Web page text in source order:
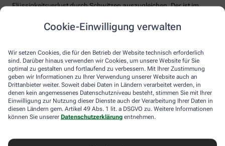
Cookie-Einwilligung verwalten
Wir setzen Cookies, die für den Betrieb der Website technisch erforderlich
sind. Darüber hinaus verwenden wir Cookies, um unsere Website für Sie
optimal zu gestalten und fortlaufend zu verbessern. Mit Ihrer Zustimmung
geben wir Informationen zu Ihrer Verwendung unserer Website auch an
Drittanbieter weiter. Soweit dabei Daten in Ländern verarbeitet werden, in
denen kein angemessenes Datenschutzniveau besteht, stimmen Sie mit Ihrer
Einwilligung zur Nutzung dieser Dienste auch der Verarbeitung Ihrer Daten in
diesen Ländern gem. Artikel 49 Abs. 1 lit. a DSGVO zu. Weitere Informationen
können Sie unserer Datenschutzerklärung entnehmen.
Flüssigkeitsverlust durch Schwitzen auszugleichen. Der ist im
Temperaturen. Trinken wir zu wenig, sind Kopfschmerzen und
Konzentrationsprobleme meist die Folge.
Weniger bekannt ist, dass ein Flüssigkeitsmangel auch anderen
Organen zusetzt. So kann Hitzestress auch ernsthaft die Nieren
schädigen – und zwar nachhaltig und auch bei gesunden
Menschen. Als Faustregel gilt: Zwei bis drei Liter täglich sollten es
sein. Die besten Durstlöscher: Mineralwasser, ungesüßte Kräuter-
und Früchtetees oder verdünnte Säfte. Auch wasserreiches Obst
und Gemüse wie Melonen, Gurken oder Tomaten kann
Flüssigkeitsverluste ausgleichen. Bei Herz-Kreislauf- oder
besprechen.